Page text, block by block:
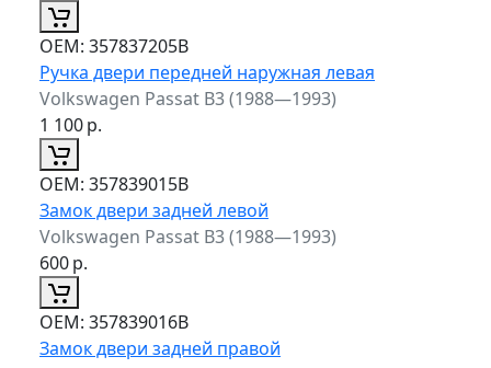
ОЕМ: 357837205B
Ручка двери передней наружная левая
Volkswagen Passat B3 (1988—1993)
1 100р.
ОЕМ: 357839015B
Замок двери задней левой
Volkswagen Passat B3 (1988—1993)
600р.
ОЕМ: 357839016B
Замок двери задней правой